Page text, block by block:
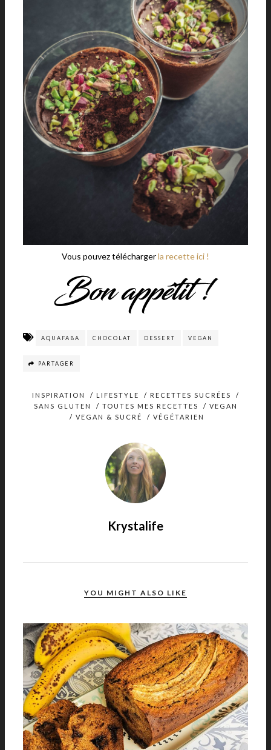
Vous pouvez téléchargerla recette ici !
AQUAFABA CHOCOLAT DESSERT VEGAN
PARTAGER
INSPIRATION / LIFESTYLE / RECETTES SUCRÉES
/
SANS GLUTEN
/ TOUTES MES RECETTES / VEGAN
/ VEGAN & SUCRÉ / VÉGÉTARIEN
Krystalife
YOU MIGHT ALSO LIKE